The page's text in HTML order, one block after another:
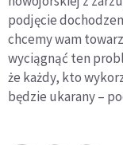
podjęcie
chcemy wam
wyciągnąć ten
że każdy, kto
będzie ukarany –